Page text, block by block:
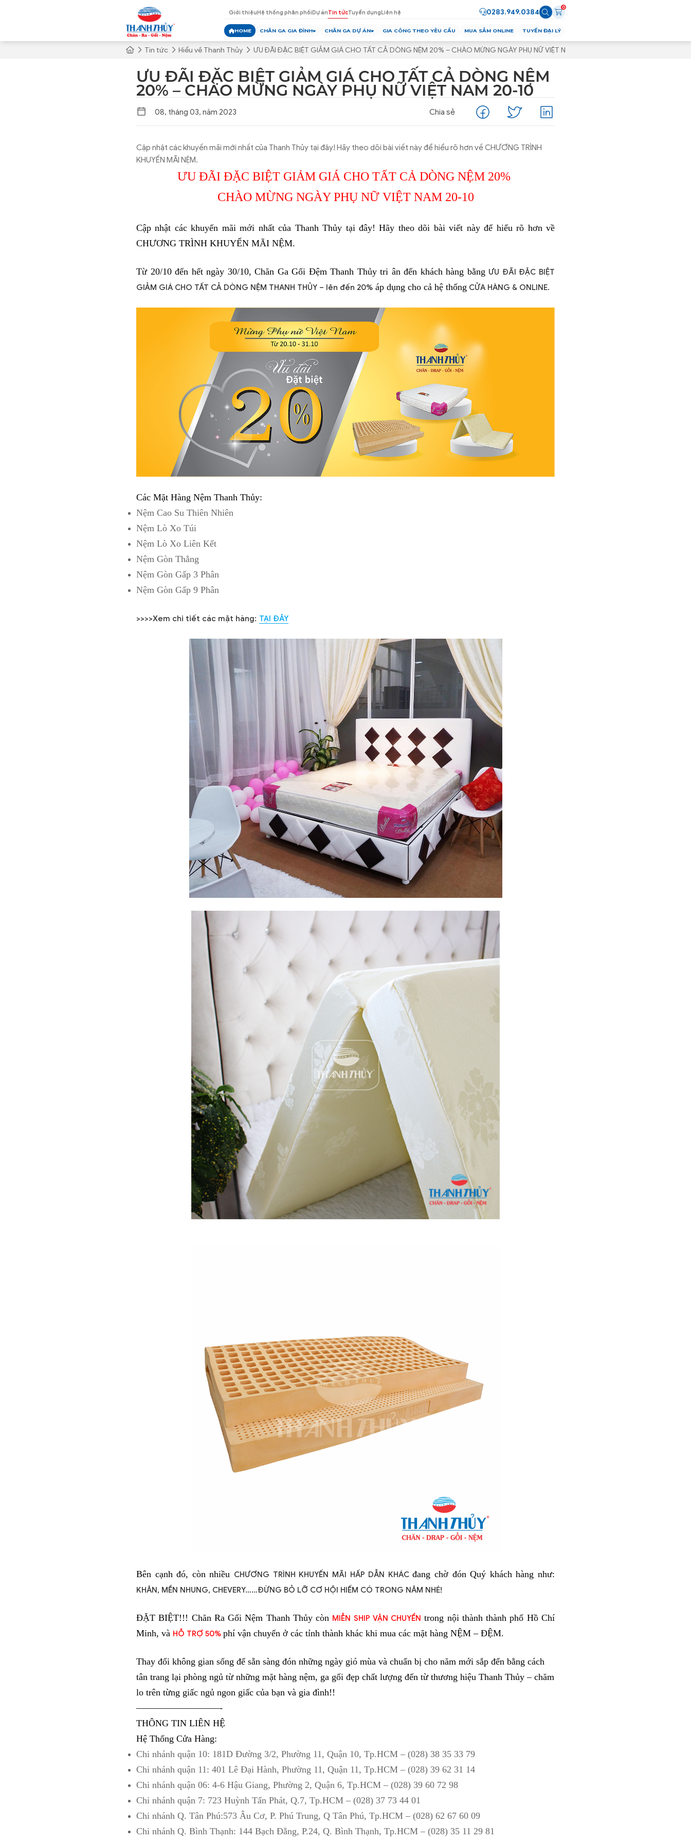
Giới thiệuHệ thống phân phốiDự ánTin tứcTuyển dụngLiên hệ 0283.949.0384
0
HOME CHĂN GA GIA ĐÌNH CHĂN GA DỰ ÁN GIA CÔNG THEO YÊU CẦU MUA SẮM ONLINE TUYỂN ĐẠI LÝ
Tin tức Hiểu về Thanh Thủy ƯU ĐÃI ĐẶC BIỆT GIẢM GIÁ CHO TẤT CẢ DÒNG NỆM 20% – CHÀO MỪNG NGÀY PHỤ NỮ VIỆT NAM 20-10
ƯU ĐÃI ĐẶC BIỆT GIẢM GIÁ CHO TẤT CẢ DÒNG NỆM
20% – CHÀO MỪNG NGÀY PHỤ NỮ VIỆT NAM 20-10
08, tháng 03, năm 2023 Chia sẻ
Cập nhật các khuyến mãi mới nhất của Thanh Thủy tại đây! Hãy theo dõi bài viết này để hiểu rõ hơn về CHƯƠNG TRÌNH
KHUYẾN MÃI NỆM.
ƯU ĐÃI ĐẶC BIỆT GIẢM GIÁ CHO TẤT CẢ DÒNG NỆM 20%
CHÀO MỪNG NGÀY PHỤ NỮ VIỆT NAM 20-10
Cập nhật các khuyến mãi mới nhất của Thanh Thủy tại đây! Hãy theo dõi bài viết này để hiểu rõ hơn về
CHƯƠNG TRÌNH KHUYẾN MÃI NỆM.
Từ 20/10 đến hết ngày 30/10, Chăn Ga Gối Đệm Thanh Thủy tri ân đến khách hàng bằng ƯU ĐÃI ĐẶC BIỆT
GIẢM GIÁ CHO TẤT CẢ DÒNG NỆM THANH THỦY – lên đến 20% áp dụng cho cả hệ thống CỬA HÀNG & ONLINE.
Các Mặt Hàng Nệm Thanh Thủy:
Nệm Cao Su Thiên Nhiên
Nệm Lò Xo Túi
Nệm Lò Xo Liên Kết
Nệm Gòn Thẳng
Nệm Gòn Gấp 3 Phân
Nệm Gòn Gấp 9 Phân
>>>>Xem chi tiết các mặt hàng: TẠI ĐÂY
Bên cạnh đó, còn nhiều CHƯƠNG TRÌNH KHUYẾN MÃI HẤP DẪN KHÁC
KHĂN, MỀN NHUNG, CHEVERY……ĐỪNG BỎ LỠ CƠ HỘI HIẾM CÓ TRONG NĂM NHÉ!
ĐẶT BIỆT!!! Chăn Ra Gối Nệm Thanh Thủy còn MIỄN SHIP VẬN CHUYỂN trong nội thành thành phố Hồ Chí
Minh, và HỖ TRỢ 50% phí vận chuyển ở các tỉnh thành khác khi mua các mặt hàng NỆM – ĐỆM.
Thay đổi không gian sống để sẵn sàng đón những ngày gió mùa và chuẩn bị cho năm mới sắp đến bằng cách
tân trang lại phòng ngủ từ những mặt hàng nệm, ga gối đẹp chất lượng đến từ thương hiệu Thanh Thủy – chăm
lo trên từng giấc ngủ ngon giấc của bạn và gia đình!!
—————————-
THÔNG TIN LIÊN HỆ
Hệ Thống Cửa Hàng:
Chi nhánh quận 10: 181D Đường 3/2, Phường 11, Quận 10, Tp.HCM – (028) 38 35 33 79
Chi nhánh quận 11: 401 Lê Đại Hành, Phường 11, Quận 11, Tp.HCM – (028) 39 62 31 14
Chi nhánh quận 06: 4-6 Hậu Giang, Phường 2, Quận 6, Tp.HCM – (028) 39 60 72 98
Chi nhánh quận 7: 723 Huỳnh Tấn Phát, Q.7, Tp.HCM – (028) 37 73 44 01
Chi nhánh Q. Tân Phú:573 Âu Cơ, P. Phú Trung, Q Tân Phú, Tp.HCM – (028) 62 67 60 09
Chi nhánh Q. Bình Thạnh: 144 Bạch Đằng, P.24, Q. Bình Thạnh, Tp.HCM – (028) 35 11 29 81